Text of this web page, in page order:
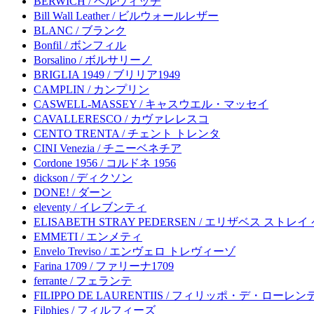
Bill Wall Leather / ビルウォールレザー
BLANC / ブランク
Bonfil / ボンフィル
Borsalino / ボルサリーノ
BRIGLIA 1949 / ブリリア1949
CAMPLIN / カンプリン
CASWELL-MASSEY / キャスウエル・マッセイ
CAVALLERESCO / カヴァレレスコ
CENTO TRENTA / チェント トレンタ
CINI Venezia / チニーベネチア
Cordone 1956 / コルドネ 1956
dickson / ディクソン
DONE! / ダーン
eleventy / イレブンティ
ELISABETH STRAY PEDERSEN / エリザベス ストレイ
EMMETI / エンメティ
Envelo Treviso / エンヴェロ トレヴィーゾ
Farina 1709 / ファリーナ1709
ferrante / フェランテ
FILIPPO DE LAURENTIIS / フィリッポ・デ・ローレン
Filphies / フィルフィーズ